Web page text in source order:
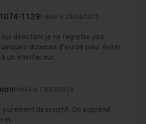
1139Publié le 28/04/2025
débutant je ne regrette pas
dizaines d'euros pour éviter
un interfaceur.
Publié le 19/03/2024
descriptif. On apprend